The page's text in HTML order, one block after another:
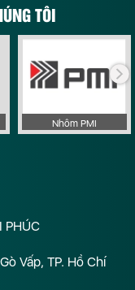
TÔI
Nhôm PMI
PHÚC
Vấp, TP. Hồ Chí